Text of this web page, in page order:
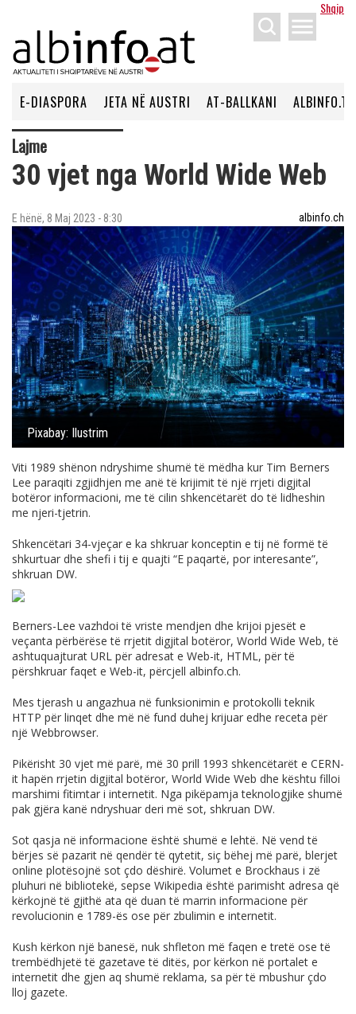
Shqip
menu
E-DIASPORA JETA NË AUSTRI AT-BALLKANI ALBINFO.TV
Lajme
30 vjet nga World Wide Web
E hënë, 8 Maj 2023 - 8:30 albinfo.ch
Pixabay: Ilustrim
Viti 1989 shënon ndryshime shumë të mëdha kur Tim Berners
Lee paraqiti zgjidhjen me anë të krijimit të një rrjeti digjital
botëror informacioni, me të cilin shkencëtarët do të lidheshin
me njeri-tjetrin.
Shkencëtari 34-vjeçar e ka shkruar konceptin e tij në formë të
shkurtuar dhe shefi i tij e quajti “E paqartë, por interesante”,
shkruan DW.
Berners-Lee vazhdoi të vriste mendjen dhe krijoi pjesët e
veçanta përbërëse të rrjetit digjital botëror, World Wide Web, të
ashtuquajturat URL për adresat e Web-it, HTML, për të
përshkruar faqet e Web-it, përcjell albinfo.ch.
Mes tjerash u angazhua në funksionimin e protokolli teknik
HTTP për linqet dhe më në fund duhej krijuar edhe receta për
një Webbrowser.
Pikërisht 30 vjet më parë, më 30 prill 1993 shkencëtarët e CERN-
it hapën rrjetin digjital botëror, World Wide Web dhe kështu filloi
marshimi fitimtar i internetit. Nga pikëpamja teknologjike shumë
pak gjëra kanë ndryshuar deri më sot, shkruan DW.
Sot qasja në informacione është shumë e lehtë. Në vend të
bërjes së pazarit në qendër të qytetit, siç bëhej më parë, blerjet
online plotësojnë sot çdo dëshirë. Volumet e Brockhaus i zë
pluhuri në bibliotekë, sepse Wikipedia është parimisht adresa që
kërkojnë të gjithë ata që duan të marrin informacione për
revolucionin e 1789-ës ose për zbulimin e internetit.
Kush kërkon një banesë, nuk shfleton më faqen e tretë ose të
trembëdhjetë të gazetave të ditës, por kërkon në portalet e
internetit dhe gjen aq shumë reklama, sa për të mbushur çdo
lloj gazete.